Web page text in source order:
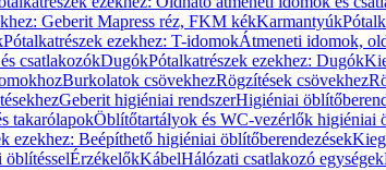
Geberit Mapress réz, FKM kékKarmantyúk
Pótalkatrészek ezekhez: T-idomokÁtmeneti idomok,
csatlakozókDugókPótalkatrészek ezekhez: Dugók
Burkolatok csövekhezRögzítések csövekhez
Geberit higiéniai rendszerHigiéniai
takarólapokÖblítőtartályok és WC-vezérlők higiéniai
ezekhez: Beépíthető higiéniai öblítőberendezések
ÉrzékelőkKábelHálózati csatlakozó egységek